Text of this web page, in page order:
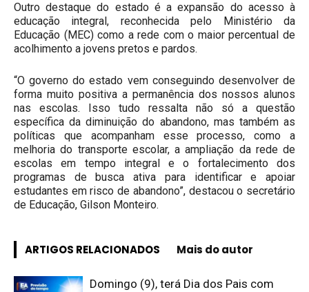
Outro destaque do estado é a expansão do acesso à
educação integral, reconhecida pelo Ministério da
Educação (MEC) como a rede com o maior percentual de
acolhimento a jovens pretos e pardos.
“O governo do estado vem conseguindo desenvolver de
forma muito positiva a permanência dos nossos alunos
nas escolas. Isso tudo ressalta não só a questão
específica da diminuição do abandono, mas também as
políticas que acompanham esse processo, como a
melhoria do transporte escolar, a ampliação da rede de
escolas em tempo integral e o fortalecimento dos
programas de busca ativa para identificar e apoiar
estudantes em risco de abandono”, destacou o secretário
de Educação, Gilson Monteiro.
ARTIGOS RELACIONADOS Mais do autor
Domingo (9), terá Dia dos Pais com